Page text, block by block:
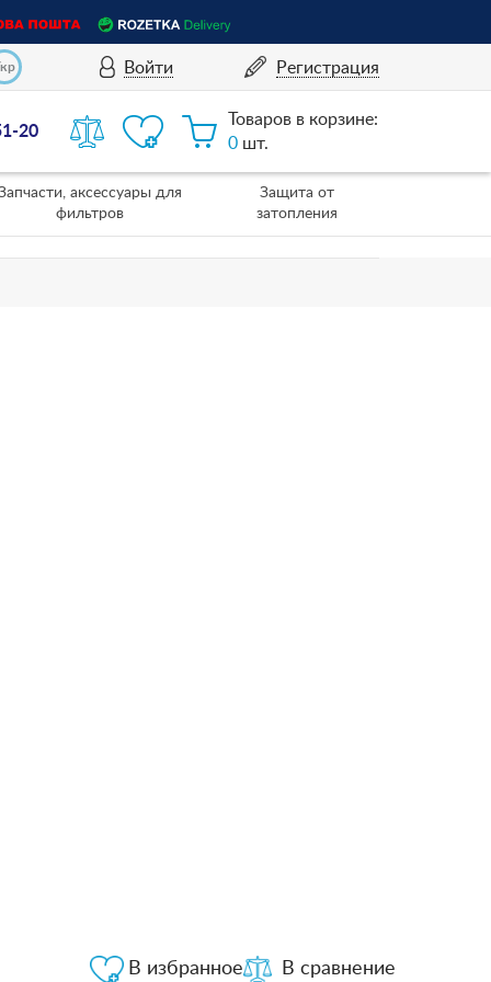
Войти Регистрация
20
Товаров в корзине:
0 шт.
аксессуары для
фильтров
Защита от
затопления
В сравнение
В избранное